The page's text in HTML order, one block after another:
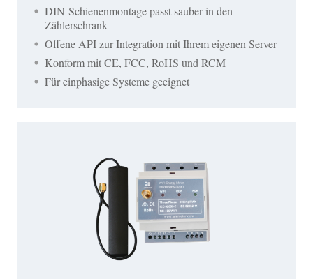
DIN-Schienenmontage passt sauber in den
Zählerschrank
Offene API zur Integration mit Ihrem eigenen Server
Konform mit CE, FCC, RoHS und RCM
Für einphasige Systeme geeignet